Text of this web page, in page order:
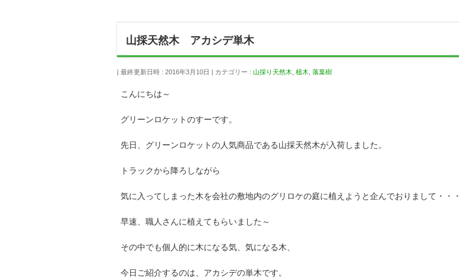
山採天然木 アカシデ単木
最終更新日時 : 2016年3月10日 カテゴリー : 山採り天然木 植木 落葉樹
こんにちは～
グリーンロケットのすーです。
先日、グリーンロケットの人気商品である山採天然木が入荷しました。
トラックから降ろしながら
気に入ってしまった木を会社の敷地内のグリロケの庭に植えようと企んでおりまして・・・
早速、職人さんに植えてもらいました～
その中でも個人的に木になる気、気になる木、
今日ご紹介するのは、アカシデの単木です。